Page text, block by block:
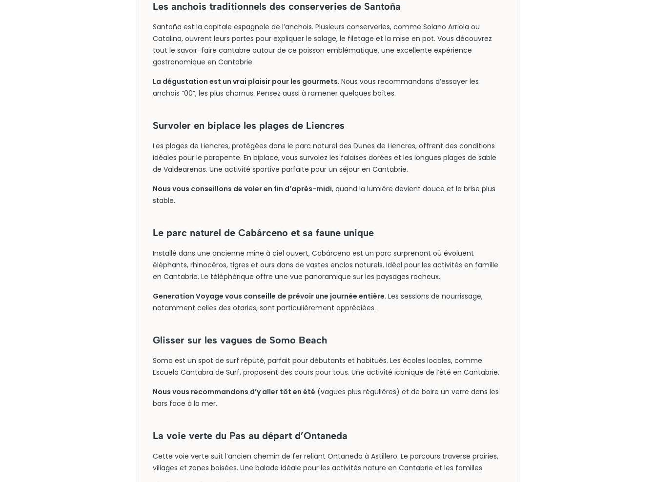
Les anchois traditionnels des conserveries de Santoña
Santoña est la capitale espagnole de l’anchois. Plusieurs conserveries, comme Solano Arriola ou
Catalina, ouvrent leurs portes pour expliquer le salage, le filetage et la mise en pot. Vous découvrez
tout le savoir-faire cantabre autour de ce poisson emblématique, une excellente expérience
gastronomique en Cantabrie.
La dégustation est un vrai plaisir pour les gourmets. Nous vous recommandons d’essayer les
anchois “00”, les plus charnus. Pensez aussi à ramener quelques boîtes.
Survoler en biplace les plages de Liencres
Les plages de Liencres, protégées dans le parc naturel des Dunes de Liencres, offrent des conditions
idéales pour le parapente. En biplace, vous survolez les falaises dorées et les longues plages de sable
de Valdearenas. Une activité sportive parfaite pour un séjour en Cantabrie.
Nous vous conseillons de voler en fin d’après-midi, quand la lumière devient douce et la brise plus
stable.
Le parc naturel de Cabárceno et sa faune unique
Installé dans une ancienne mine à ciel ouvert, Cabárceno est un parc surprenant où évoluent
éléphants, rhinocéros, tigres et ours dans de vastes enclos naturels. Idéal pour les activités en famille
en Cantabrie. Le téléphérique offre une vue panoramique sur les paysages rocheux.
Generation Voyage vous conseille de prévoir une journée entière. Les sessions de nourrissage,
notamment celles des otaries, sont particulièrement appréciées.
Glisser sur les vagues de Somo Beach
Somo est un spot de surf réputé, parfait pour débutants et habitués. Les écoles locales, comme
Escuela Cantabra de Surf, proposent des cours pour tous. Une activité iconique de l’été en Cantabrie.
Nous vous recommandons d’y aller tôt en été (vagues plus régulières) et de boire un verre dans les
bars face à la mer.
La voie verte du Pas au départ d’Ontaneda
Cette voie verte suit l’ancien chemin de fer reliant Ontaneda à Astillero. Le parcours traverse prairies,
villages et zones boisées. Une balade idéale pour les activités nature en Cantabrie et les familles.